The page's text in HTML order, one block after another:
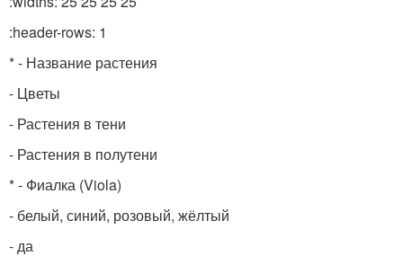
:header-rows: 1
* - Название растения
- Цветы
- Растения в тени
- Растения в полутени
* - Фиалка (Viola)
- белый, синий, розовый, жёлтый
- да